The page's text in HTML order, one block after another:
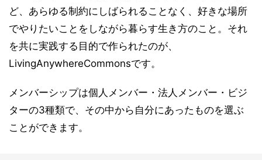
ど、あらゆる制約にしばられることなく、好きな場所
でやりたいことをしながら暮らす生き方のこと。それ
を共に実践する目的で作られたのが、
LivingAnywhereCommonsです。
メンバーシップは個人メンバー・法人メンバー・ビジ
ターの3種類で、その中から自分にあったものを選ぶ
ことができます。